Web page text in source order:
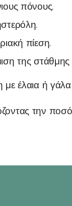
πόνους.
πίεση.
της
έλαια ή γάλα
την